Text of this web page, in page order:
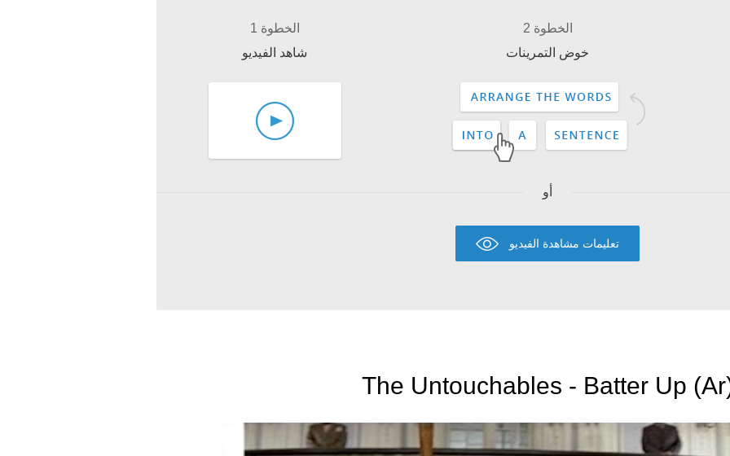
الخطوة 1
شاهد الفيديو
الخطوة 2
خوض التمرينات
أو
تعليمات مشاهدة الفيديو
The Untouchables - Batter Up